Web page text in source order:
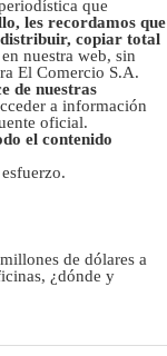
que
les recordamos que
copiar total
nuestra web, sin
El Comercio S.A.
de nuestras
a información
oficial.
el contenido
de dólares a
¿dónde y